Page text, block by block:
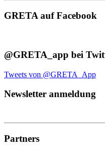
GRETA auf Facebook
@GRETA_app bei
Tweets von @GRETA_App
Newsletter anmeldung
Partners